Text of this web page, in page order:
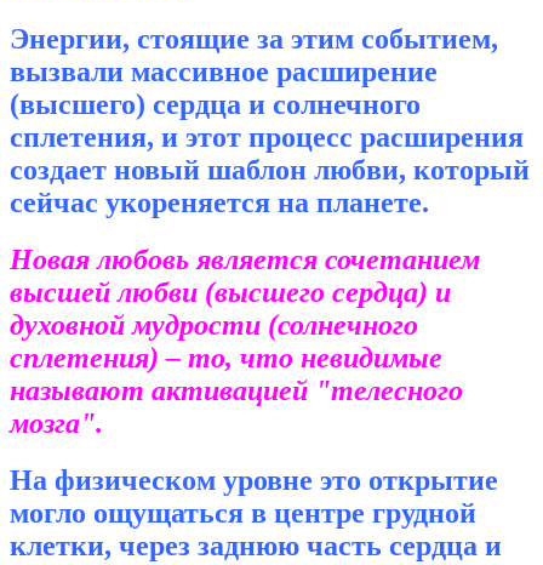
Энергии, стоящие за этим событием,
вызвали массивное расширение
(высшего) сердца и солнечного
сплетения, и этот процесс расширения
создает новый шаблон любви, который
сейчас укореняется на планете.
Новая любовь является сочетанием
высшей любви (высшего сердца) и
духовной мудрости (солнечного
сплетения) – то, что невидимые
называют активацией "телесного
мозга".
На физическом уровне это открытие
могло ощущаться в центре грудной
клетки, через заднюю часть сердца и